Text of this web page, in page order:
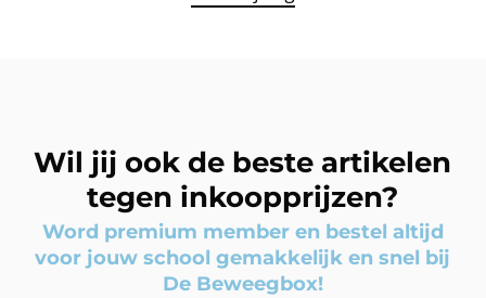
Wil jij ook de beste artikelen
tegen inkoopprijzen?
Word premium member en bestel altijd
voor jouw school gemakkelijk en snel bij
De Beweegbox!